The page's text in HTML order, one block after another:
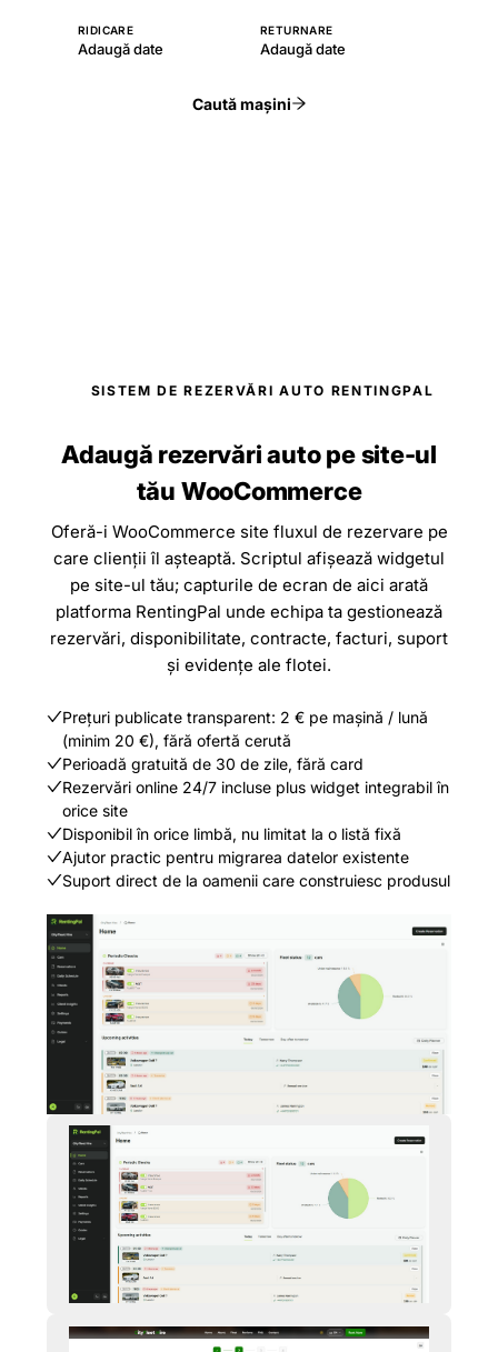
RIDICARE
Adaugă date
RETURNARE
Adaugă date
Caută mașini
SISTEM DE REZERVĂRI AUTO RENTINGPAL
Adaugă rezervări auto pe site-ul
tău WooCommerce
Oferă-i WooCommerce site fluxul de rezervare pe
care clienții îl așteaptă. Scriptul afișează widgetul
pe site-ul tău; capturile de ecran de aici arată
platforma RentingPal unde echipa ta gestionează
rezervări, disponibilitate, contracte, facturi, suport
și evidențe ale flotei.
Prețuri publicate transparent: 2 € pe mașină / lună
(minim 20 €), fără ofertă cerută
Perioadă gratuită de 30 de zile, fără card
Rezervări online 24/7 incluse plus widget integrabil în
orice site
Disponibil în orice limbă, nu limitat la o listă fixă
Ajutor practic pentru migrarea datelor existente
Suport direct de la oamenii care construiesc produsul